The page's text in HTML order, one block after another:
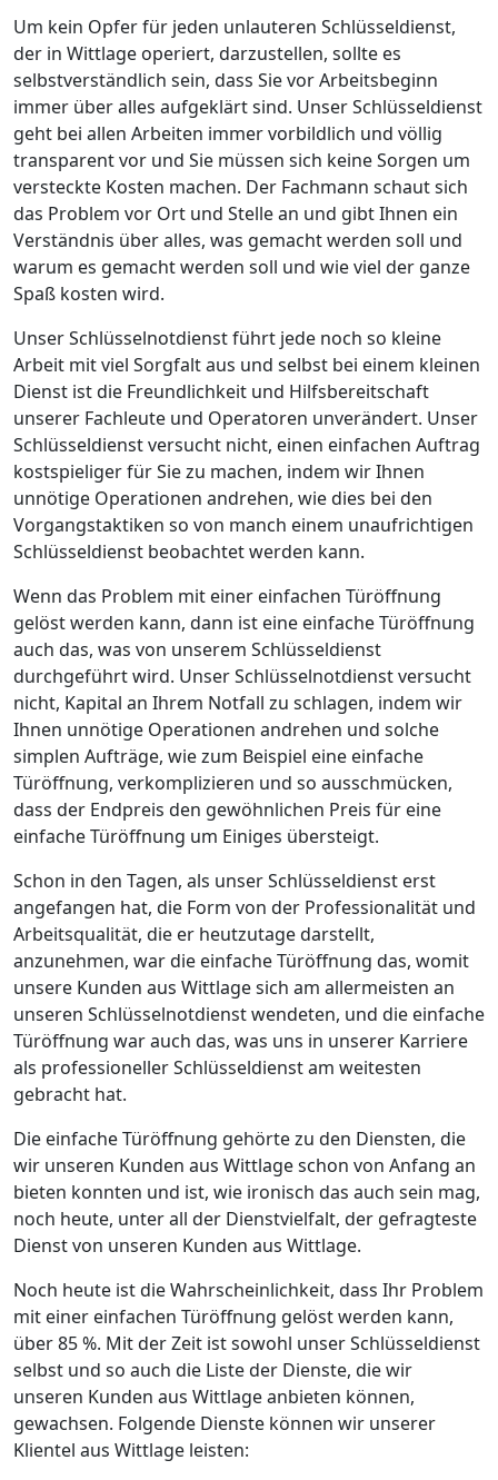
Um kein Opfer für jeden unlauteren Schlüsseldienst,
der in Wittlage operiert, darzustellen, sollte es
selbstverständlich sein, dass Sie vor Arbeitsbeginn
immer über alles aufgeklärt sind. Unser Schlüsseldienst
geht bei allen Arbeiten immer vorbildlich und völlig
transparent vor und Sie müssen sich keine Sorgen um
versteckte Kosten machen. Der Fachmann schaut sich
das Problem vor Ort und Stelle an und gibt Ihnen ein
Verständnis über alles, was gemacht werden soll und
warum es gemacht werden soll und wie viel der ganze
Spaß kosten wird.
Unser Schlüsselnotdienst führt jede noch so kleine
Arbeit mit viel Sorgfalt aus und selbst bei einem kleinen
Dienst ist die Freundlichkeit und Hilfsbereitschaft
unserer Fachleute und Operatoren unverändert. Unser
Schlüsseldienst versucht nicht, einen einfachen Auftrag
kostspieliger für Sie zu machen, indem wir Ihnen
unnötige Operationen andrehen, wie dies bei den
Vorgangstaktiken so von manch einem unaufrichtigen
Schlüsseldienst beobachtet werden kann.
Wenn das Problem mit einer einfachen Türöffnung
gelöst werden kann, dann ist eine einfache Türöffnung
auch das, was von unserem Schlüsseldienst
durchgeführt wird. Unser Schlüsselnotdienst versucht
nicht, Kapital an Ihrem Notfall zu schlagen, indem wir
Ihnen unnötige Operationen andrehen und solche
simplen Aufträge, wie zum Beispiel eine einfache
Türöffnung, verkomplizieren und so ausschmücken,
dass der Endpreis den gewöhnlichen Preis für eine
einfache Türöffnung um Einiges übersteigt.
Schon in den Tagen, als unser Schlüsseldienst erst
angefangen hat, die Form von der Professionalität und
Arbeitsqualität, die er heutzutage darstellt,
anzunehmen, war die einfache Türöffnung das, womit
unsere Kunden aus Wittlage sich am allermeisten an
unseren Schlüsselnotdienst wendeten, und die einfache
Türöffnung war auch das, was uns in unserer Karriere
als professioneller Schlüsseldienst am weitesten
gebracht hat.
Die einfache Türöffnung gehörte zu den Diensten, die
wir unseren Kunden aus Wittlage schon von Anfang an
bieten konnten und ist, wie ironisch das auch sein mag,
noch heute, unter all der Dienstvielfalt, der gefragteste
Dienst von unseren Kunden aus Wittlage.
Noch heute ist die Wahrscheinlichkeit, dass Ihr Problem
mit einer einfachen Türöffnung gelöst werden kann,
über 85 %. Mit der Zeit ist sowohl unser Schlüsseldienst
selbst und so auch die Liste der Dienste, die wir
unseren Kunden aus Wittlage anbieten können,
gewachsen. Folgende Dienste können wir unserer
Klientel aus Wittlage leisten: